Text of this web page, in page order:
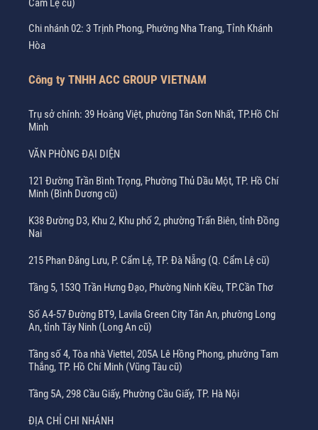
Cẩm Lệ cũ)
Chi nhánh 02: 3 Trịnh Phong, Phường Nha Trang, Tỉnh Khánh
Hòa
Công ty TNHH ACC GROUP VIETNAM
Trụ sở chính: 39 Hoàng Việt, phường Tân Sơn Nhất, TP.Hồ Chí
Minh
VĂN PHÒNG ĐẠI DIỆN
121 Đường Trần Bình Trọng, Phường Thủ Dầu Một, TP. Hồ Chí
Minh (Bình Dương cũ)
K38 Đường D3, Khu 2, Khu phố 2, phường Trấn Biên, tỉnh Đồng
Nai
215 Phan Đăng Lưu, P. Cẩm Lệ, TP. Đà Nẵng (Q. Cẩm Lệ cũ)
Tầng 5, 153Q Trần Hưng Đạo, Phường Ninh Kiều, TP.Cần Thơ
Số A4-57 Đường BT9, Lavila Green City Tân An, phường Long
An, tỉnh Tây Ninh (Long An cũ)
Tầng số 4, Tòa nhà Viettel, 205A Lê Hồng Phong, phường Tam
Thắng, TP. Hồ Chí Minh (Vũng Tàu cũ)
Tầng 5A, 298 Cầu Giấy, Phường Cầu Giấy, TP. Hà Nội
ĐỊA CHỈ CHI NHÁNH